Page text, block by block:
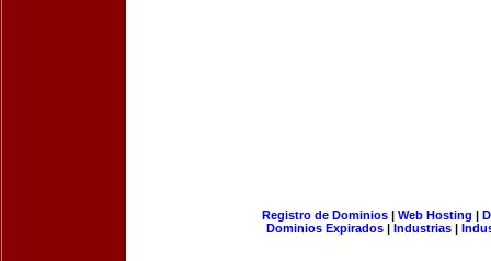
Registro de Dominios| Web Hosting |
Dominios Expirados | Industrias |